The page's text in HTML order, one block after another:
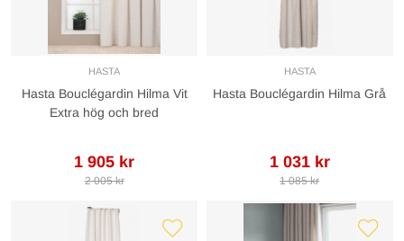
HASTA
Hasta Bouclégardin Hilma Vit
Extra hög och bred
1 905 kr
2 005 kr
HASTA
Hasta Bouclégardin Hilma Grå
1 031 kr
1 085 kr